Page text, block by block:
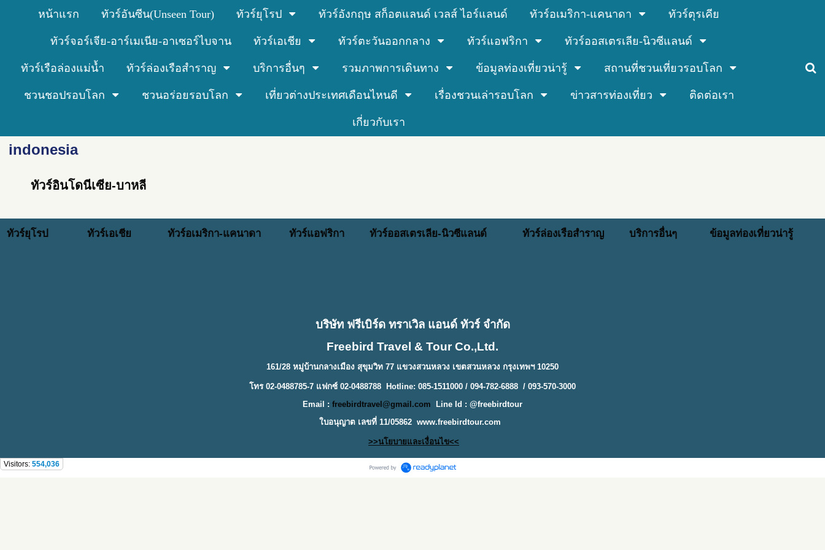
หน้าแรก ทัวร์อันซีน(Unseen Tour) ทัวร์ยุโรป ทัวร์อังกฤษ สก็อตแลนด์ เวลส์ ไอร์แลนด์ ทัวร์อเมริกา-แคนาดา ทัวร์ตุรเคีย
ทัวร์จอร์เจีย-อาร์เมเนีย-อาเซอร์ไบจาน ทัวร์เอเชีย ทัวร์ตะวันออกกลาง ทัวร์แอฟริกา ทัวร์ออสเตรเลีย-นิวซีแลนด์
ทัวร์เรือล่องแม่น้ำ ทัวร์ล่องเรือสำราญ บริการอื่นๆ รวมภาพการเดินทาง ข้อมูลท่องเที่ยวน่ารู้ สถานที่ชวนเที่ยวรอบโลก
ชวนชอปรอบโลก ชวนอร่อยรอบโลก เที่ยวต่างประเทศเดือนไหนดี เรื่องชวนเล่ารอบโลก ข่าวสารท่องเที่ยว ติดต่อเรา
เกี่ยวกับเรา
indonesia
ทัวร์อินโดนีเซีย-บาหลี
ทัวร์ยุโรป ทัวร์เอเชีย ทัวร์อเมริกา-แคนาดา ทัวร์แอฟริกา ทัวร์ออสเตรเลีย-นิวซีแลนด์ ทัวร์ล่องเรือสำราญ บริการอื่นๆ ข้อมูลท่องเที่ยวน่ารู้
บริษัท ฟรีเบิร์ด ทราเวิล แอนด์ ทัวร์ จำกัด
Freebird Travel & Tour Co.,Ltd.
161/28 หมู่บ้านกลางเมือง สุขุมวิท 77 แขวงสวนหลวง เขตสวนหลวง กรุงเทพฯ 10250
โทร 02-0488785-7 แฟกซ์ 02-0488788 Hotline: 085-1511000 / 094-782-6888 / 093-570-3000
Email : freebirdtravel@gmail.com
Line Id : @freebirdtour
ใบอนุญาต เลขที่ 11/05862 www.freebirdtour.com
>>นโยบายและเงื่อนไข<<
Visitors: 554,036